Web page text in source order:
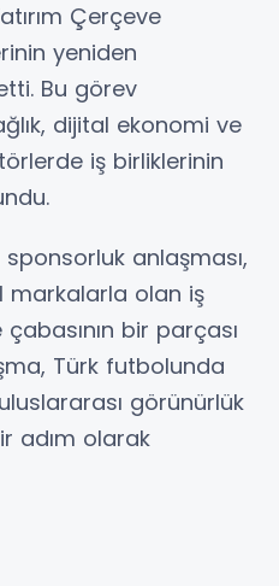
Çerçeve
yeniden
Bu görev
dijital ekonomi ve
iş birliklerinin
anlaşması,
markalarla olan iş
bir parçası
Türk futbolunda
görünürlük
adım olarak